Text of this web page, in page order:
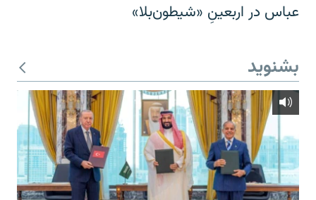
عباس در اربعینِ «شیطون‌بلا»
بشنوید